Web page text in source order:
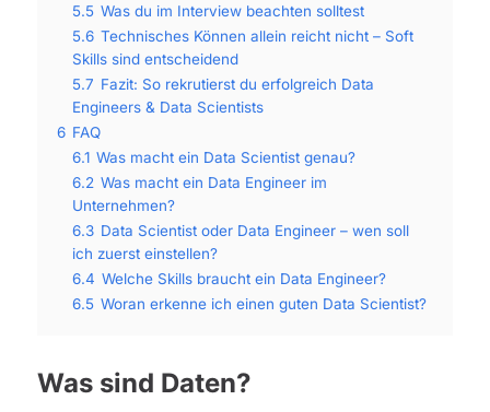
5.5 Was du im Interview beachten solltest
5.6 Technisches Können allein reicht nicht – Soft
Skills sind entscheidend
5.7 Fazit: So rekrutierst du erfolgreich Data
Engineers & Data Scientists
6 FAQ
6.1 Was macht ein Data Scientist genau?
6.2 Was macht ein Data Engineer im
Unternehmen?
6.3 Data Scientist oder Data Engineer – wen soll
ich zuerst einstellen?
6.4 Welche Skills braucht ein Data Engineer?
6.5 Woran erkenne ich einen guten Data Scientist?
Was sind Daten?